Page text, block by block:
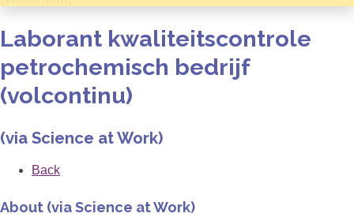
Laborant kwaliteitscontrole
petrochemisch bedrijf
(volcontinu)
(via Science at Work)
Back
About (via Science at Work)